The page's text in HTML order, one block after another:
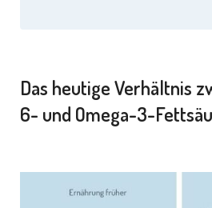
Das heutige Verhältnis
6- und Omega-3-